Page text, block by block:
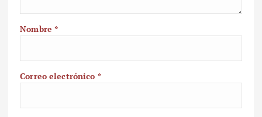
Nombre*
Correo electrónico *